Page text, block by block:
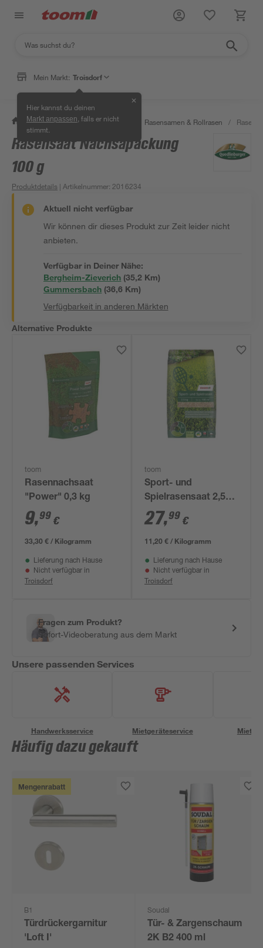
Mein Markt: Troisdorf
Hier kannst du deinen
Markt anpassen , falls er nicht
stimmt.
✕
/ Garten & Freizeit / Pflanzen Rasensamen & Rollrasen /
Rasensaat Nachsäpackung
100 g
Produktdetails | Artikelnummer: 2016234
Aktuell nicht verfügbar
Wir können dir dieses Produkt zur Zeit leider nicht
anbieten.
Verfügbar in Deiner Nähe:
Bergheim-Zieverich (35,2 Km)
Gummersbach (36,6 Km)
Verfügbarkeit in anderen Märkten
Alternative Produkte
toom
Rasennachsaat
"Power" 0,3 kg
9,99 €
33,30 € / Kilogramm
Lieferung nach Hause
Nicht verfügbar in
Troisdorf
toom
Sport- und
Spielrasensaat 2,5
kg für ca. 100 m²
27,99 €
11,20 € / Kilogramm
Lieferung nach Hause
Nicht verfügbar in
Troisdorf
Fragen zum Produkt?
Sofort-Videoberatung aus dem Markt
Unsere passenden Services
Handwerksservice Mietgeräteservice
Häufig dazu gekauft
Mengenrabatt
B1
Türdrückergarnitur
'Loft I'
Soudal
Tür- & Zargenschaum
2K B2 400 ml